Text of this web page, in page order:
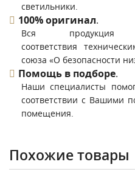
светильники.
100% оригинал.
Вся продукция
соответствия
союза «О безопасности
Помощь в подборе.
Наши специалисты
соответствии с Вашими
помещения.
Похожие товары